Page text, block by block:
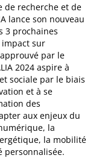
de recherche et de
lance son nouveau
3 prochaines
impact sur
par le
2024 aspire à
sociale par le biais
et à se
des
aux enjeux du
la
la mobilité
personnalisée.